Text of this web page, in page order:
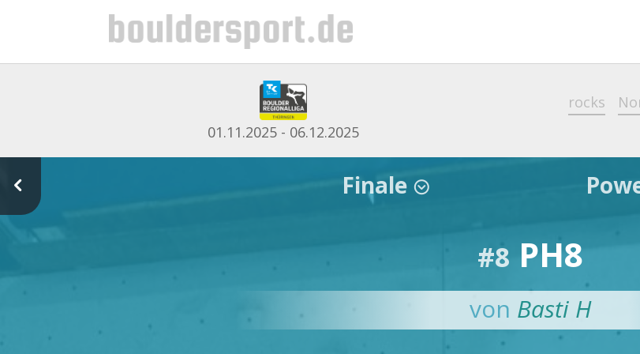
01.11.2025 - 06.12.2025
rocks
Finale ;
4
#8 PH8
von Basti H